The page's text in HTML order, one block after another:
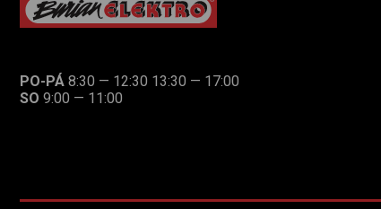
PO-PÁ 8:30 — 12:30 13:30 — 17:00
SO 9:00 — 11:00